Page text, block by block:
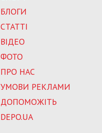
БЛОГИ
СТАТТІ
ВІДЕО
ФОТО
ПРО НАС
УМОВИ РЕКЛАМИ
ДОПОМОЖІТЬ
DEPO.UA